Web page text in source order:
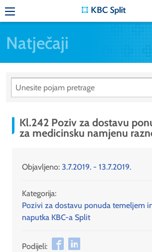
Natječaji
Kl.242 Poziv za dostavu
za medicinsku namjenu
Objavljeno: 3.7.2019. - 13.7.2019.
Kategorija:
Pozivi za dostavu ponuda temeljem
naputka KBC-a Split
Podijeli: